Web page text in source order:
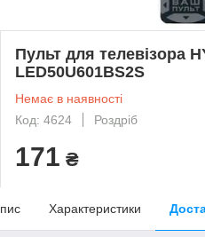
Пульт для телевізора
LED50U601BS2S
Немає в наявності
Код: 4624
Роздріб
171 ₴
Характеристики